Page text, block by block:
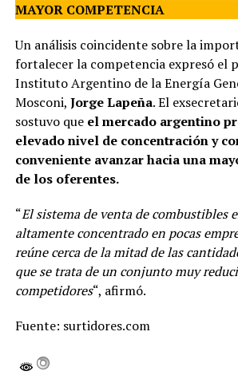
MAYOR COMPETENCIA
Un análisis coincidente sobre la
fortalecer la competencia expresó el
Instituto Argentino de la Energía
Mosconi, Jorge Lapeña. El
sostuvo que el mercado argentino
elevado nivel de concentración y
conveniente avanzar hacia una
de los oferentes.
“El sistema de venta de combustibles
altamente concentrado en pocas
reúne cerca de la mitad de las
que se trata de un conjunto muy
competidores“, afirmó.
Fuente: surtidores.com